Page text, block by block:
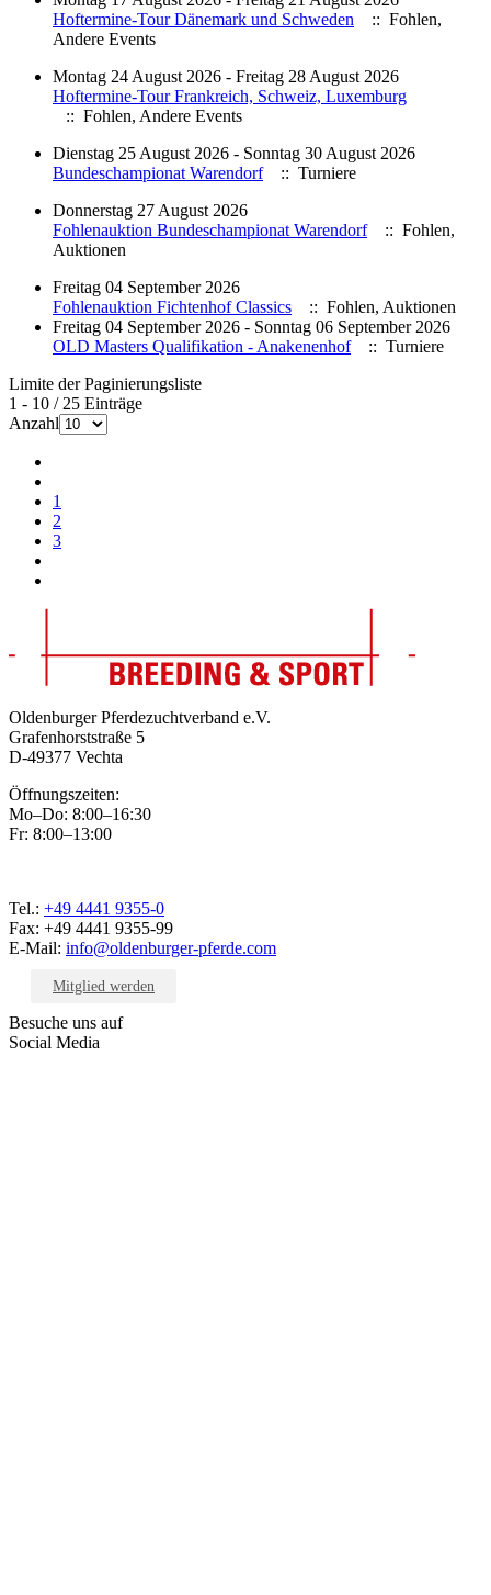
Hoftermine-Tour Dänemark und Schweden
:: Fohlen,
Andere Events
Montag 24 August 2026 - Freitag 28 August 2026
Hoftermine-Tour Frankreich, Schweiz, Luxemburg
:: Fohlen, Andere Events
Dienstag 25 August 2026 - Sonntag 30 August 2026
Bundeschampionat Warendorf
:: Turniere
Donnerstag 27 August 2026
Fohlenauktion Bundeschampionat Warendorf
:: Fohlen,
Auktionen
Freitag 04 September 2026
Fohlenauktion Fichtenhof Classics
:: Fohlen, Auktionen
Freitag 04 September 2026 - Sonntag 06 September 2026
OLD Masters Qualifikation - Anakenenhof
:: Turniere
Limite der Paginierungsliste
1 - 10 / 25 Einträge
Anzahl
1
2
3
Oldenburger Pferdezuchtverband e.V.
Grafenhorststraße 5
D-49377 Vechta
Öffnungszeiten:
Mo–Do: 8:00–16:30
Fr: 8:00–13:00
Tel.: +49 4441 9355-0
Fax: +49 4441 9355-99
E-Mail: info@oldenburger-pferde.com
Mitglied werden
Besuche uns auf
Social Media